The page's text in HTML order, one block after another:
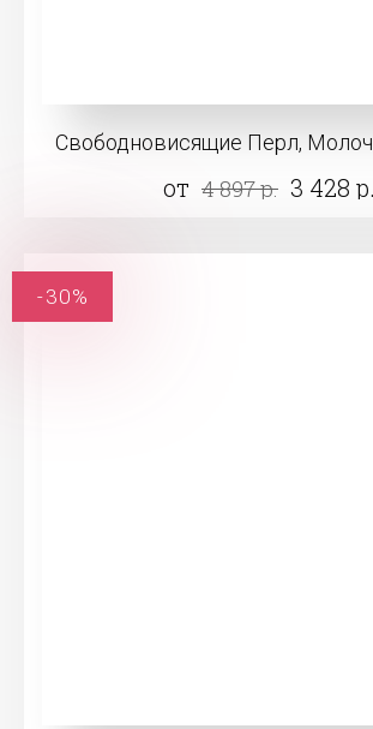
Свободновисящие Перл,
от 4 897 р. 3 428 р.
-30%